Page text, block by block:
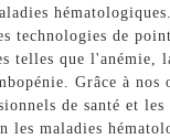
technologies de
telles que l'anémie,
Grâce à nos
de santé et les
les maladies